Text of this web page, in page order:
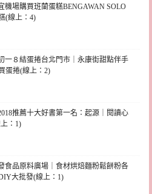
機場購買班蘭蛋糕BENGAWAN SOLO
(線上：4)
一８結蛋捲台北門市｜永康街甜點伴手
蛋捲(線上：2)
推薦十大好書第一名：起源｜閱讀心
：1)
食品原料廣場｜食材烘焙麵粉鬆餅粉各
大批發(線上：1)